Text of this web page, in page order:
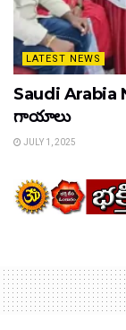
LATEST NEWS
Saudi Arabia
గాయాలు
JULY 1, 2025